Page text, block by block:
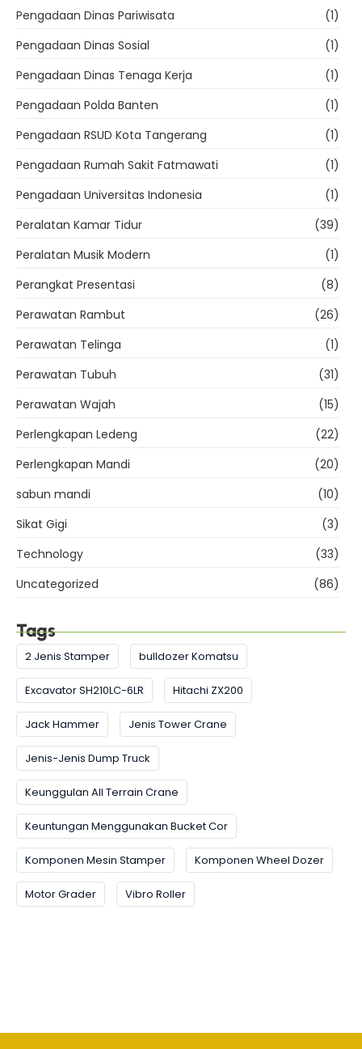
Pengadaan Dinas Pariwisata
(1)
Pengadaan Dinas Sosial
(1)
Pengadaan Dinas Tenaga Kerja
(1)
Pengadaan Polda Banten
(1)
Pengadaan RSUD Kota Tangerang
(1)
Pengadaan Rumah Sakit Fatmawati
(1)
Pengadaan Universitas Indonesia
(1)
Peralatan Kamar Tidur
(39)
Peralatan Musik Modern
(1)
Perangkat Presentasi
(8)
Perawatan Rambut
(26)
Perawatan Telinga
(1)
Perawatan Tubuh
(31)
Perawatan Wajah
(15)
Perlengkapan Ledeng
(22)
Perlengkapan Mandi
(20)
sabun mandi
(10)
Sikat Gigi
(3)
Technology
(33)
Uncategorized
(86)
Tags
2 Jenis Stamper bulldozer Komatsu
Excavator SH210LC-6LR Hitachi ZX200
Jack Hammer Jenis Tower Crane
Jenis-Jenis Dump Truck
Keunggulan All Terrain Crane
Keuntungan Menggunakan Bucket Cor
Komponen Mesin Stamper Komponen Wheel Dozer
Motor Grader Vibro Roller